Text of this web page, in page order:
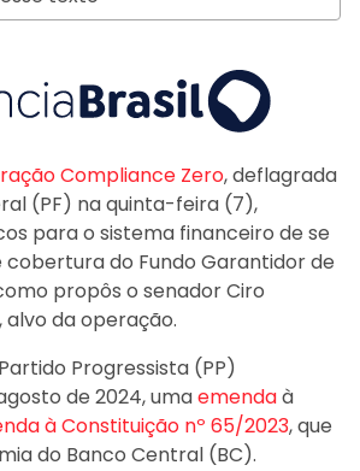
Compliance Zero, deflagrada
(PF) na quinta-feira (7),
para o sistema financeiro de se
do Fundo Garantidor de
propôs o senador Ciro
alvo da operação.
Progressista (PP)
de 2024, umaemendaà
à Constituição nº 65/2023, que
do Banco Central (BC).